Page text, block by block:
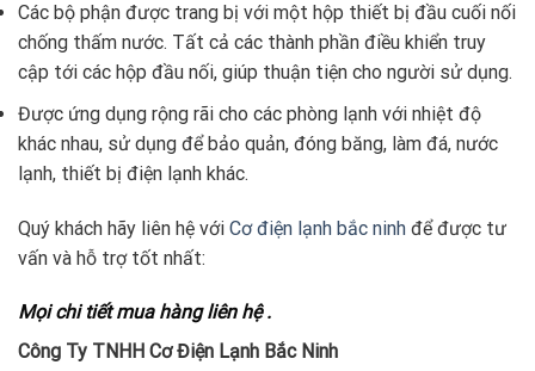
Các bộ phận được trang bị với một hộp thiết bị đầu cuối nối
chống thấm nước. Tất cả các thành phần điều khiển truy
cập tới các hộp đầu nối, giúp thuận tiện cho người sử dụng.
Được ứng dụng rộng rãi cho các phòng lạnh với nhiệt độ
khác nhau, sử dụng để bảo quản, đóng băng, làm đá, nước
lạnh, thiết bị điện lạnh khác.
Quý khách hãy liên hệ với Cơ điện lạnh bắc ninh để được tư
vấn và hỗ trợ tốt nhất:
Mọi chi tiết mua hàng liên hệ .
Công Ty TNHH Cơ Điện Lạnh Bắc Ninh